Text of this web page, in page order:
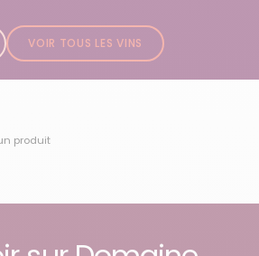
VOIR TOUS LES VINS
produit